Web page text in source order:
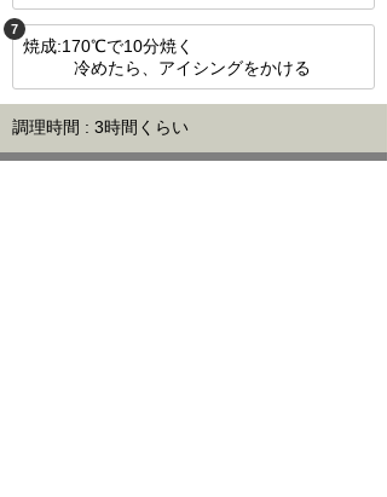
7
焼成:170℃で10分焼く
冷めたら、アイシングをかける
調理時間 : 3時間くらい